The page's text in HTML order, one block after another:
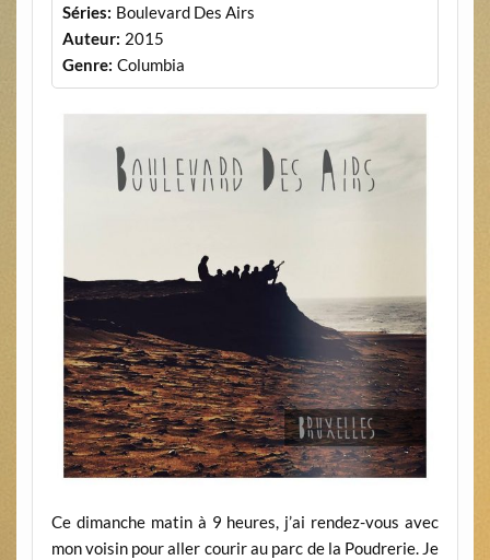
Séries: Boulevard Des Airs
Auteur: 2015
Genre: Columbia
Ce dimanche matin à 9 heures, j’ai rendez-vous avec
mon voisin pour aller courir au parc de la Poudrerie. Je